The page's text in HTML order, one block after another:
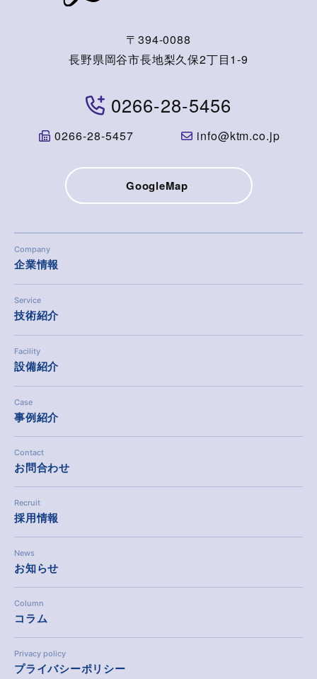
〒394-0088
長野県岡谷市長地梨久保2丁目1-9
0266-28-5456
0266-28-5457 info@ktm.co.jp
GoogleMap
Company
企業情報
Service
技術紹介
Facility
設備紹介
Case
事例紹介
Contact
お問合わせ
Recruit
採用情報
News
お知らせ
Column
コラム
Privacy policy
プライバシーポリシー